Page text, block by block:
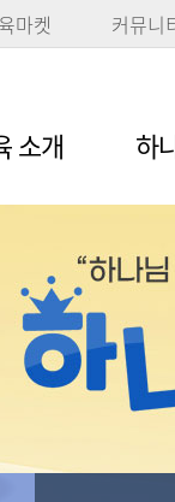
마켓 커뮤니
소개 하